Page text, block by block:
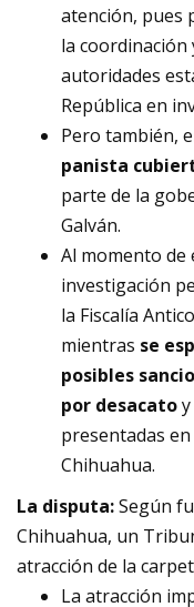
atención, pues
la coordinación
autoridades
República en
Pero también,
panista
parte de la
Galván.
Al momento de
investigación
la Fiscalía
mientras se
posibles
por desacato
presentadas
Chihuahua.
La disputa:Según
Chihuahua, un
atracción de la
La atracción